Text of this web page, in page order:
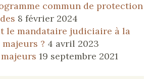
commun de protection
8 février 2024
le mandataire judiciaire à la
? 4 avril 2023
19 septembre 2021